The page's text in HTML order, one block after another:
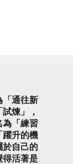
「通往新
煉」，
為「練習
躍升的機
於自己的
得活著是